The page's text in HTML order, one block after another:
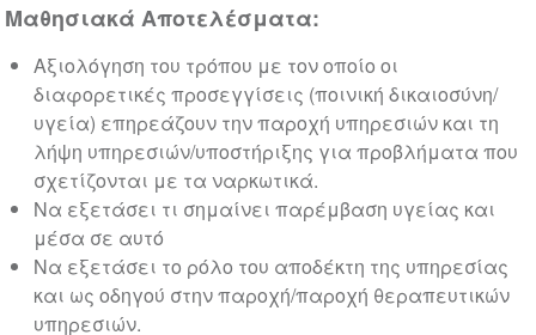
Μαθησιακά Αποτελέσματα:
Αξιολόγηση του τρόπου με τον οποίο οι
διαφορετικές προσεγγίσεις (ποινική δικαιοσύνη/
υγεία) επηρεάζουν την παροχή υπηρεσιών και τη
λήψη υπηρεσιών/υποστήριξης για προβλήματα που
σχετίζονται με τα ναρκωτικά.
Να εξετάσει τι σημαίνει παρέμβαση υγείας και
μέσα σε αυτό
Να εξετάσει το ρόλο του αποδέκτη της υπηρεσίας
και ως οδηγού στην παροχή/παροχή θεραπευτικών
υπηρεσιών.